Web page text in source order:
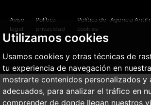
Utilizamos cookies
Usamos cookies y otras técnicas de
tu experiencia de navegación en
mostrarte contenidos personalizados y
adecuados, para analizar el tráfico en
comprender de donde llegan nuestros
Aviso
legal
Política
privacidad
Política de
cookies
Agencia